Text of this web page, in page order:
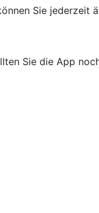
Sie jederzeit
Sie die App